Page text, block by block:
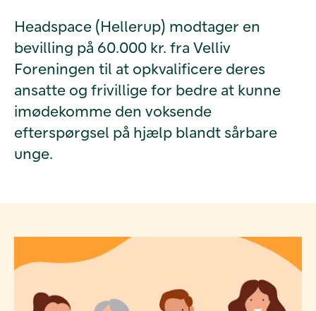
Headspace (Hellerup) modtager en
bevilling på 60.000 kr. fra Velliv
Foreningen til at opkvalificere deres
ansatte og frivillige for bedre at kunne
imødekomme den voksende
efterspørgsel på hjælp blandt sårbare
unge.